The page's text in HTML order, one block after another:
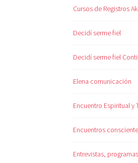
Cursos de Registros
Decidí serme fiel
Decidí serme fiel
Elena comunicación
Encuentro Espiritual y
Encuentros
Entrevistas,